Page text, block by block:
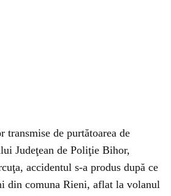
de purtătoarea de
Judeţean de Poliţie Bihor,
accidentul s-a produs după ce
din comuna Rieni, aflat la volanul